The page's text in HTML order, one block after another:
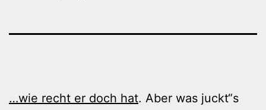
…wie recht er doch hat. Aber was juckt“s